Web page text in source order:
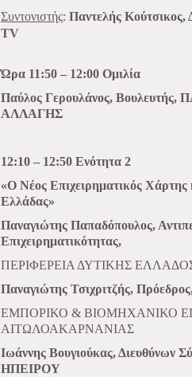
Συντονιστής: Παντελής Κούτσικος,
ΤV
Ώρα 11:50 – 12:00 Ομιλία
Παύλος Γερουλάνος,
ΑΛΛΑΓΗΣ
12:10 – 12:50 Ενότητα 2
«Ο Νέος Επιχειρηματικός Χάρτης
Ελλάδας»
Παναγιώτης Παπαδόπουλος,
Επιχειρηματικότητας,
ΠΕΡΙΦΕΡΕΙΑ ΔΥΤΙΚΗΣ
Παναγιώτης Τσιχριτζής,
ΕΜΠΟΡΙΚΟ & ΒΙΟΜΗΧΑΝΙΚΟ
ΑΙΤΩΛΟΑΚΑΡΝΑΝΙΑΣ
Ιωάννης Βουγιούκας, Διευθύνων
ΗΠΕΙΡΟΥ